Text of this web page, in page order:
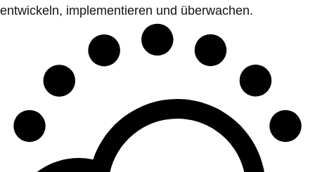
entwickeln, implementieren und überwachen.